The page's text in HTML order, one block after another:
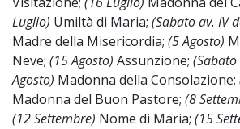
Luglio) Umiltà di Maria; (Sabato av. IV
Madre della Misericordia; (5 Agosto)
Neve; (15 Agosto) Assunzione;
Agosto) Madonna della Consolazione;
Madonna del Buon Pastore; (8
(12 Settembre) Nome di Maria; (15